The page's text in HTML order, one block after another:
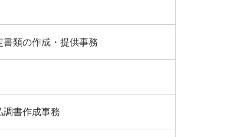
類の作成・提供事務
書作成事務